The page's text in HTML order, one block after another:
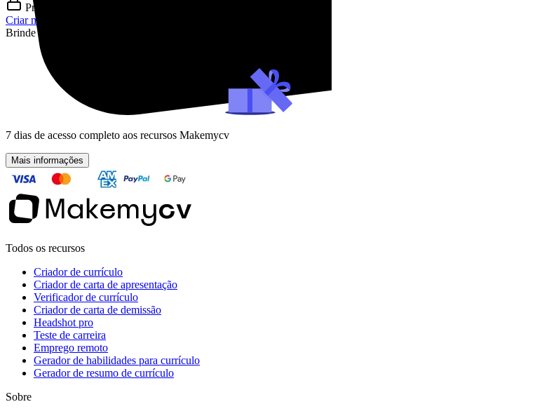
Privacidade garantida
Criar minhas fotos
Brinde bônus!
7 dias de acesso completo aos recursos Makemycv
Mais informações
Todos os recursos
Criador de currículo
Criador de carta de apresentação
Verificador de currículo
Criador de carta de demissão
Headshot pro
Teste de carreira
Emprego remoto
Gerador de habilidades para currículo
Gerador de resumo de currículo
Sobre